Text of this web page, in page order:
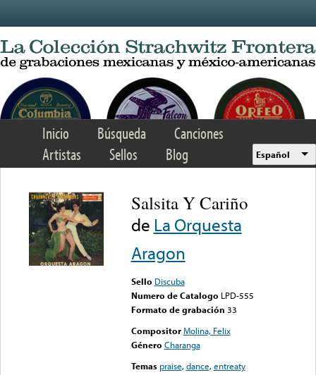
Inicio Búsqueda
Canciones
Artistas
Sellos Blog Español
Salsita Y Cariño
de La Orquesta
Aragon
Sello Discuba
Numero de Catalogo LPD-555
Formato de grabación 33
Compositor Molina, Felix
Género Charanga
Temas praise,dance,entreaty